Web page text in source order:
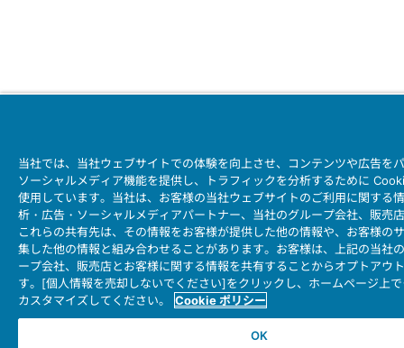
当社では、当社ウェブサイトでの体験を向上させ、コンテンツや広告を
ソーシャルメディア機能を提供し、トラフィックを分析するために
使用しています。当社は、お客様の当社ウェブサイトのご利用に関する
析・広告・ソーシャルメディアパートナー、当社のグループ会社、販売
これらの共有先は、その情報をお客様が提供した他の情報や、お客様の
集した他の情報と組み合わせることがあります。お客様は、上記の当社
ープ会社、販売店とお客様に関する情報を共有することからオプトアウ
す。[個人情報を売却しないでください]をクリックし、ホームページ上
カスタマイズしてください。
Cookie ポリシー
OK